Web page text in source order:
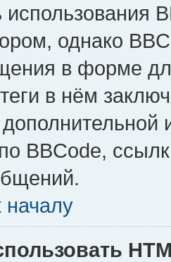
однако
в форме
в нём
BBCode,
началу